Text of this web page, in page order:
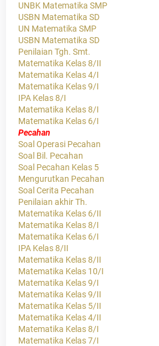
UNBK Matematika SMP
USBN Matematika SD
UN Matematika SMP
USBN Matematika SD
Penilaian Tgh. Smt.
Matematika Kelas 8/II
Matematika Kelas 4/I
Matematika Kelas 9/I
IPA Kelas 8/I
Matematika Kelas 8/I
Matematika Kelas 6/I
Pecahan
Soal Operasi Pecahan
Soal Bil. Pecahan
Soal Pecahan Kelas 5
Mengurutkan Pecahan
Soal Cerita Pecahan
Penilaian akhir Th.
Matematika Kelas 6/II
Matematika Kelas 8/I
Matematika Kelas 6/I
IPA Kelas 8/II
Matematika Kelas 8/II
Matematika Kelas 10/I
Matematika Kelas 9/I
Matematika Kelas 9/II
Matematika Kelas 5/II
Matematika Kelas 4/II
Matematika Kelas 8/I
Matematika Kelas 7/I